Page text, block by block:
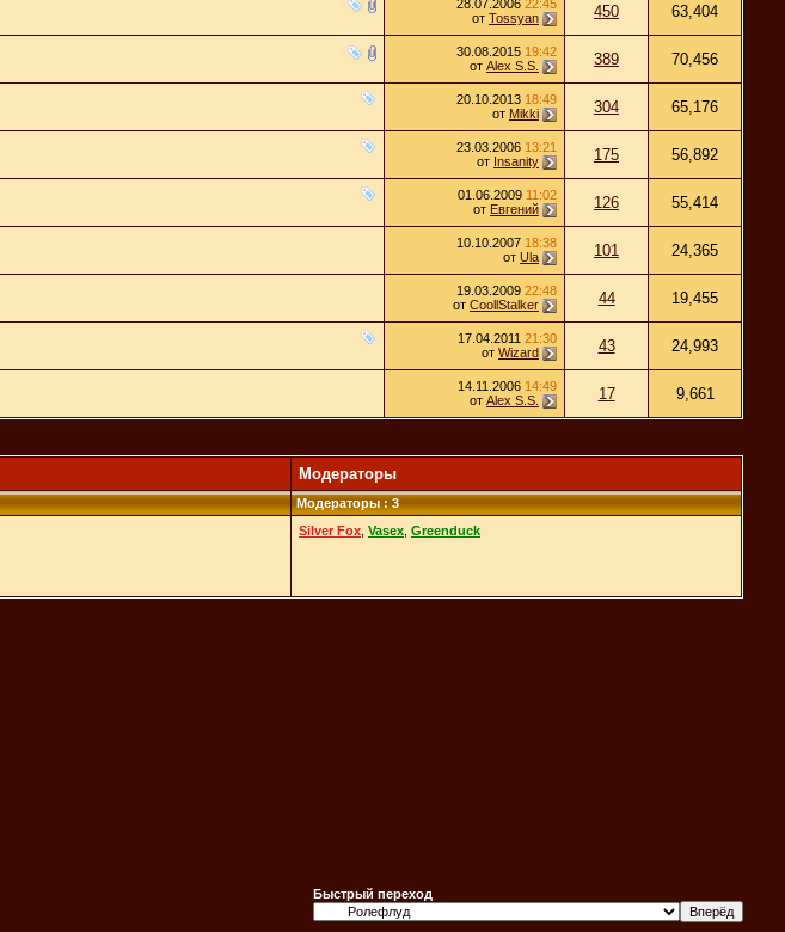
28.07.2006 22:45
от Tossyan 450 63,404
30.08.2015 19:42
от Alex S.S. 389 70,456
20.10.2013 18:49
от Mikki 304 65,176
23.03.2006 13:21
от Insanity 175 56,892
01.06.2009 11:02
от Евгений 126 55,414
10.10.2007 18:38
от Ula 101 24,365
19.03.2009 22:48
от CoollStalker 44 19,455
17.04.2011 21:30
от Wizard 43 24,993
14.11.2006 14:49
от Alex S.S. 17 9,661
Модераторы
Модераторы : 3
Silver Fox Vasex Greenduck
Быстрый переход